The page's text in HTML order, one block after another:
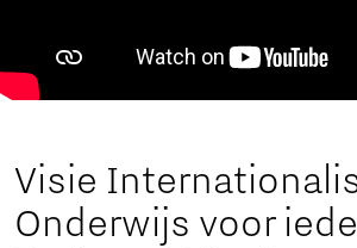
Visie
Onderwijs voor